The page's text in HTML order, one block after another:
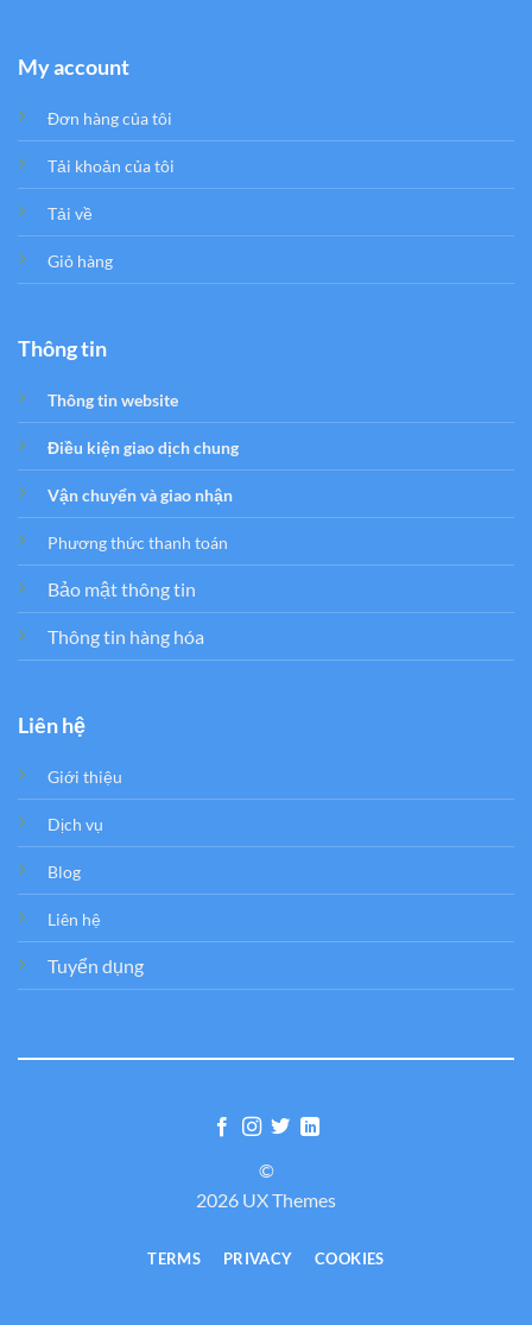
My account
Đơn hàng của tôi
Tải khoản của tôi
Tải về
Giỏ hàng
Thông tin
Thông tin website
Điều kiện giao dịch chung
Vận chuyển và giao nhận
Phương thức thanh toán
Bảo mật thông tin
Thông tin hàng hóa
Liên hệ
Giới thiệu
Dịch vụ
Blog
Liên hệ
Tuyển dụng
©
2026 UX Themes
TERMS PRIVACY COOKIES